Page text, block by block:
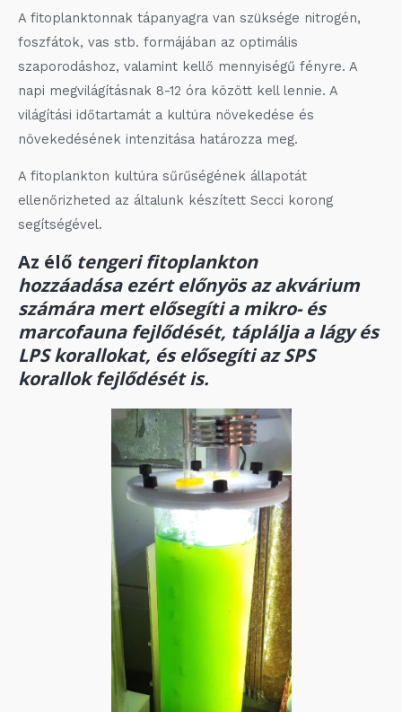
A fitoplanktonnak tápanyagra van szüksége nitrogén,
foszfátok, vas stb. formájában az optimális
szaporodáshoz, valamint kellő mennyiségű fényre. A
napi megvilágításnak 8-12 óra között kell lennie. A
világítási időtartamát a kultúra növekedése és
növekedésének intenzitása határozza meg.
A fitoplankton kultúra sűrűségének állapotát
ellenőrizheted az általunk készített Secci korong
segítségével.
Az élő tengeri fitoplankton
hozzáadása ezért előnyös az akvárium
számára mert elősegíti a mikro- és
marcofauna fejlődését, táplálja a lágy és
LPS korallokat, és elősegíti az SPS
korallok fejlődését is.